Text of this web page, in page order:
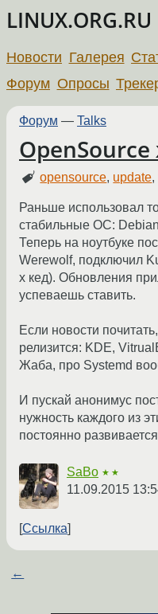
LINUX.ORG.RU
Новости Галерея
Форум Опросы
Форум — Talks
opensource, update,
Раньше использовал
стабильные ОС:
Теперь на ноутбуке
Werewolf, подключил
х кед). Обновления
успеваешь ставить.
Если новости
релизится: KDE,
Жаба, про Systemd
И пускай анонимус
нужность каждого из
постоянно
SaBo ★★
11.09.2015
Ссылка
←